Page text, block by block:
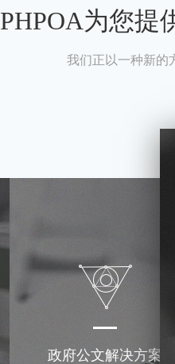
PHPOA为您提
我们正以一种新的
政府公文解决方案